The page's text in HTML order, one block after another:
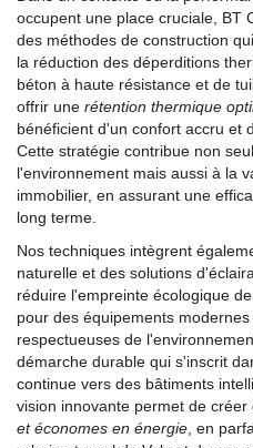
occupent une place cruciale, BT
des méthodes de construction
la réduction des déperditions
béton à haute résistance et de
offrir une rétention thermique
bénéficient d'un confort accru et
Cette stratégie contribue non
l'environnement mais aussi à la
immobilier, en assurant une
long terme.
Nos techniques intègrent
naturelle et des solutions
réduire l'empreinte écologique
pour des équipements
respectueuses de
démarche durable qui s'inscrit
continue vers des bâtiments
vision innovante permet de créer
et économes en énergie , en